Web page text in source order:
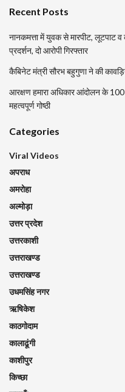
Recent Posts
नानकमत्ता में युवक से मारपीट, लूटपाट व
प्रदर्शन, दो आरोपी गिरफ्तार
कैबिनेट मंत्री सौरभ बहुगुणा ने की
आरक्षण हमारा अधिकार आंदोलन के 100
महत्वपूर्ण गोष्ठी
Categories
Viral Videos
अपराध
अमरोहा
अल्मोड़ा
उत्तर प्रदेश
उत्तरकाशी
उत्तराखण्ड
उत्तराखण्ड
उधमसिंह नगर
ऋषिकेश
काठगोदाम
कालाढूंगी
काशीपुर
किच्छा